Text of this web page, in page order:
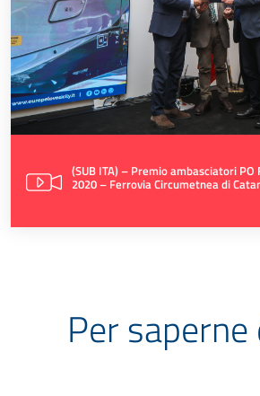
(SUB ITA) – Premio ambasciatori PO
2020 – Ferrovia Circumetnea di
Per saperne